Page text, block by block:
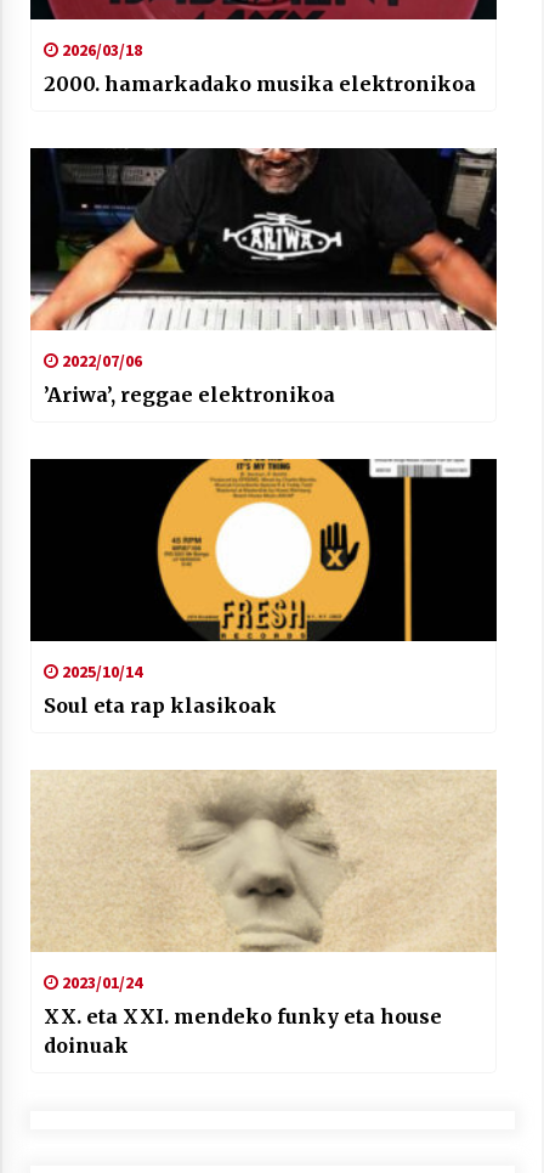
2026/03/18
2000. hamarkadako musika elektronikoa
2022/07/06
’Ariwa’, reggae elektronikoa
2025/10/14
Soul eta rap klasikoak
2023/01/24
XX. eta XXI. mendeko funky eta house
doinuak